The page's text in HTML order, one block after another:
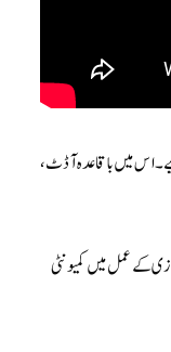
اس میں باقاعدہ آڈٹ،
کے عمل میں کمیونٹی